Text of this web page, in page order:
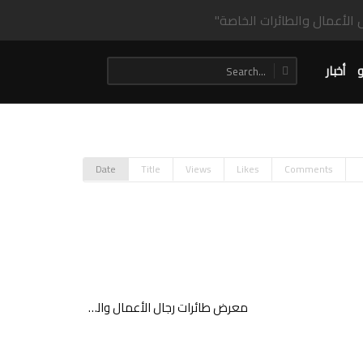
أخبار
Date Title Views Likes Comments
معرض طائرات رجال الأعمال والطائرات الخاصة يعود في ديسمبر ليسلّط الضوء على التوجهات المستقبلية لقطاع الطيران